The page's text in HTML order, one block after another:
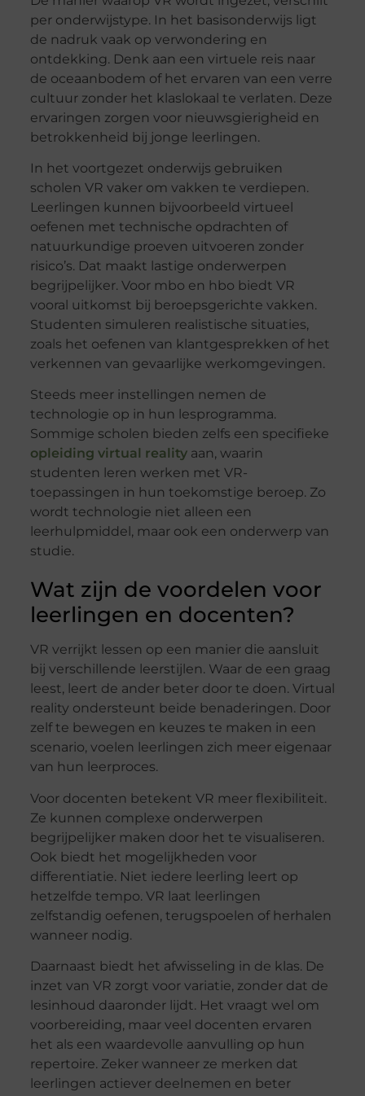
per onderwijstype. In het basisonderwijs ligt
de nadruk vaak op verwondering en
ontdekking. Denk aan een virtuele reis naar
de oceaanbodem of het ervaren van een verre
cultuur zonder het klaslokaal te verlaten. Deze
ervaringen zorgen voor nieuwsgierigheid en
betrokkenheid bij jonge leerlingen.
In het voortgezet onderwijs gebruiken
scholen VR vaker om vakken te verdiepen.
Leerlingen kunnen bijvoorbeeld virtueel
oefenen met technische opdrachten of
natuurkundige proeven uitvoeren zonder
risico’s. Dat maakt lastige onderwerpen
begrijpelijker. Voor mbo en hbo biedt VR
vooral uitkomst bij beroepsgerichte vakken.
Studenten simuleren realistische situaties,
zoals het oefenen van klantgesprekken of het
verkennen van gevaarlijke werkomgevingen.
Steeds meer instellingen nemen de
technologie op in hun lesprogramma.
Sommige scholen bieden zelfs een specifieke
opleiding virtual realityaan, waarin
studenten leren werken met VR-
toepassingen in hun toekomstige beroep. Zo
wordt technologie niet alleen een
leerhulpmiddel, maar ook een onderwerp van
studie.
Wat zijn de voordelen voor
leerlingen en docenten?
VR verrijkt lessen op een manier die aansluit
bij verschillende leerstijlen. Waar de een graag
leest, leert de ander beter door te doen. Virtual
reality ondersteunt beide benaderingen. Door
zelf te bewegen en keuzes te maken in een
scenario, voelen leerlingen zich meer eigenaar
van hun leerproces.
Voor docenten betekent VR meer flexibiliteit.
Ze kunnen complexe onderwerpen
begrijpelijker maken door het te visualiseren.
Ook biedt het mogelijkheden voor
differentiatie. Niet iedere leerling leert op
hetzelfde tempo. VR laat leerlingen
zelfstandig oefenen, terugspoelen of herhalen
wanneer nodig.
Daarnaast biedt het afwisseling in de klas. De
inzet van VR zorgt voor variatie, zonder dat de
lesinhoud daaronder lijdt. Het vraagt wel om
voorbereiding, maar veel docenten ervaren
het als een waardevolle aanvulling op hun
repertoire. Zeker wanneer ze merken dat
leerlingen actiever deelnemen en beter